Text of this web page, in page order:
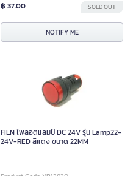
฿ 37.00 SOLD OUT
NOTIFY ME
FILN ไพลอตแลมป์ DC 24V รุ่น Lamp22-
24V-RED สีแดง ขนาด 22MM